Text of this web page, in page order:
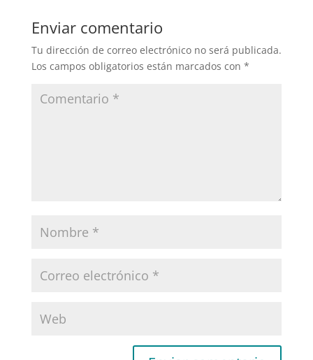
Enviar comentario
Tu dirección de correo electrónico no será publicada.
Los campos obligatorios están marcados con *